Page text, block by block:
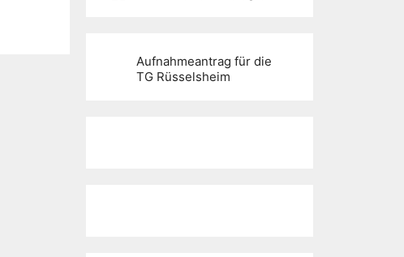
Aufnahmeantrag für die
TG Rüsselsheim